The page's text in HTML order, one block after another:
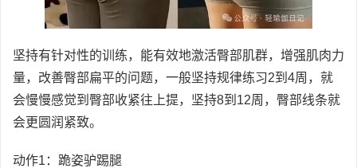
坚持有针对性的训练，能有效地激活臀部肌群，增强肌肉力
量，改善臀部扁平的问题，一般坚持规律练习2到4周，就
会慢慢感觉到臀部收紧往上提，坚持8到12周，臀部线条就
会更圆润紧致。
动作1：跪姿驴踢腿